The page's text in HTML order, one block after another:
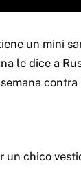
un mini
le dice a
un chico